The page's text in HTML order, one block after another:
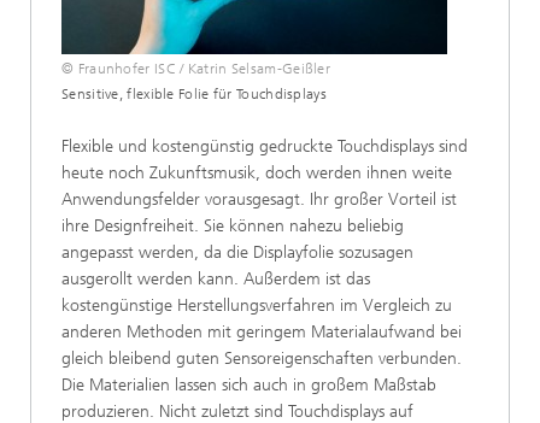
© Fraunhofer ISC / Katrin Selsam-Geißler
Sensitive, flexible Folie für Touchdisplays
Flexible und kostengünstig gedruckte Touchdisplays sind
heute noch Zukunftsmusik, doch werden ihnen weite
Anwendungsfelder vorausgesagt. Ihr großer Vorteil ist
ihre Designfreiheit. Sie können nahezu beliebig
angepasst werden, da die Displayfolie sozusagen
ausgerollt werden kann. Außerdem ist das
kostengünstige Herstellungsverfahren im Vergleich zu
anderen Methoden mit geringem Materialaufwand bei
gleich bleibend guten Sensoreigenschaften verbunden.
Die Materialien lassen sich auch in großem Maßstab
produzieren. Nicht zuletzt sind Touchdisplays auf